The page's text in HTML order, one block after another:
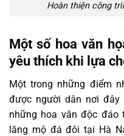
Hoàn thiện công
Một số hoa văn
yêu thích khi lựa
Một trong những điểm
được người dân nơi đây
những hoa văn độc đáo
lăng mộ đá đôi tại Hà